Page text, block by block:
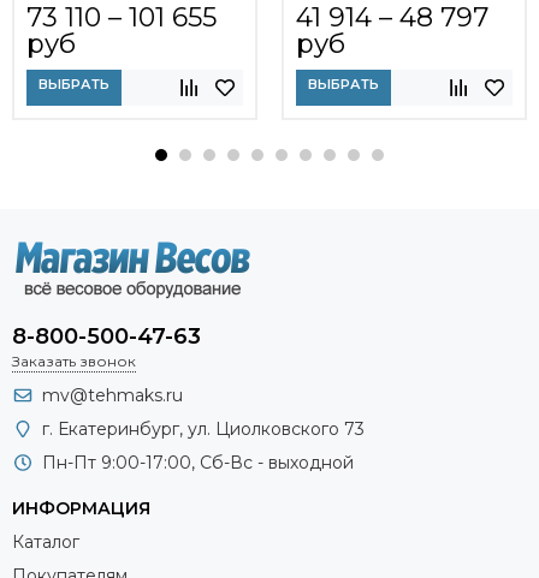
73 110 – 101 655
руб
ВЫБРАТЬ
41 914 – 48 797
руб
ВЫБРАТЬ
8-800-500-47-63
Заказать звонок
mv@tehmaks.ru
г. Екатеринбург, ул. Циолковского 73
Пн-Пт 9:00-17:00, Сб-Вс - выходной
ИНФОРМАЦИЯ
Каталог